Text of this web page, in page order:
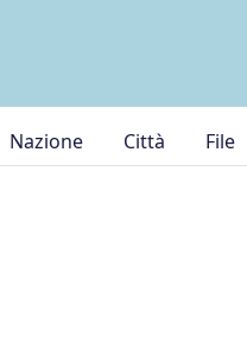
Nazione Città File